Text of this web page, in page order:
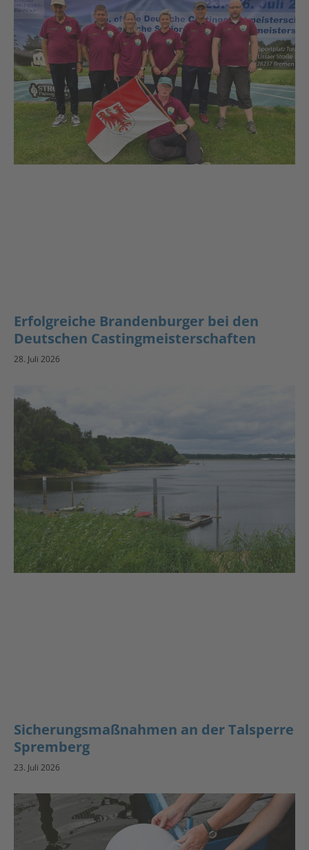
Erfolgreiche Brandenburger bei den
Deutschen Castingmeisterschaften
28. Juli 2026
Sicherungsmaßnahmen an der Talsperre
Spremberg
23. Juli 2026